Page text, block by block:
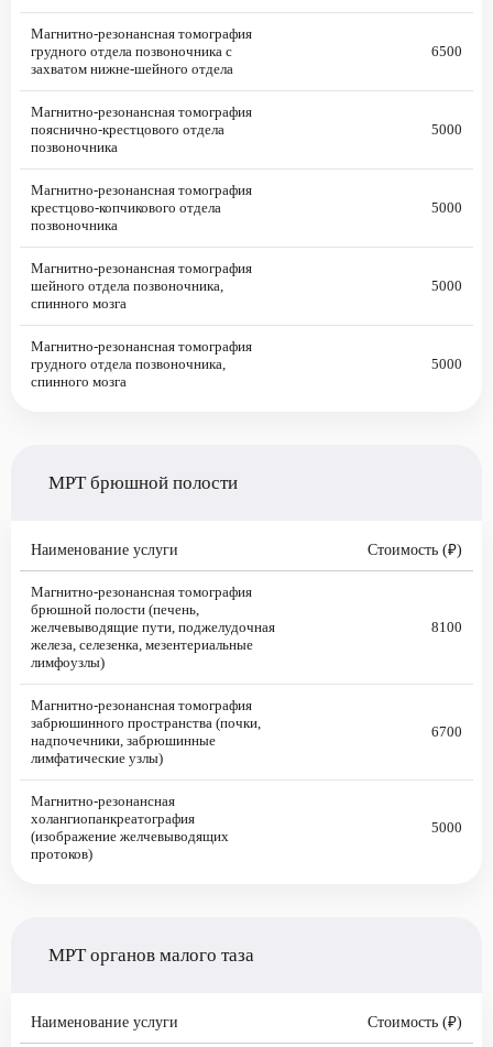
Магнитно-резонансная томография
грудного отдела позвоночника с
захватом нижне-шейного отдела
6500
Магнитно-резонансная томография
пояснично-крестцового отдела
позвоночника
5000
Магнитно-резонансная томография
крестцово-копчикового отдела
позвоночника
5000
Магнитно-резонансная томография
шейного отдела позвоночника,
спинного мозга
5000
Магнитно-резонансная томография
грудного отдела позвоночника,
спинного мозга
5000
МРТ брюшной полости
Наименование услуги Стоимость (₽)
Магнитно-резонансная томография
брюшной полости (печень,
желчевыводящие пути, поджелудочная
железа, селезенка, мезентериальные
лимфоузлы)
8100
Магнитно-резонансная томография
забрюшинного пространства (почки,
надпочечники, забрюшинные
лимфатические узлы)
6700
Магнитно-резонансная
холангиопанкреатография
(изображение желчевыводящих
протоков)
5000
МРТ органов малого таза
Наименование услуги Стоимость (₽)